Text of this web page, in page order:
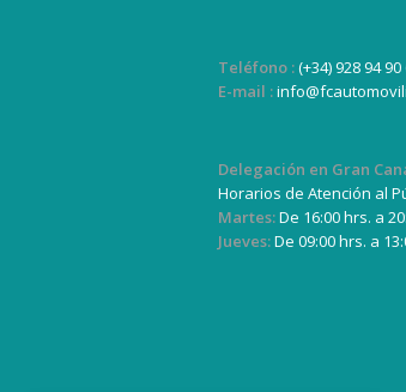
Teléfono :(+34) 928 94 90
E-mail :
Delegación en Gran
Horarios de Atención al
Martes:De 16:00 hrs. a
Jueves:De 09:00 hrs. a